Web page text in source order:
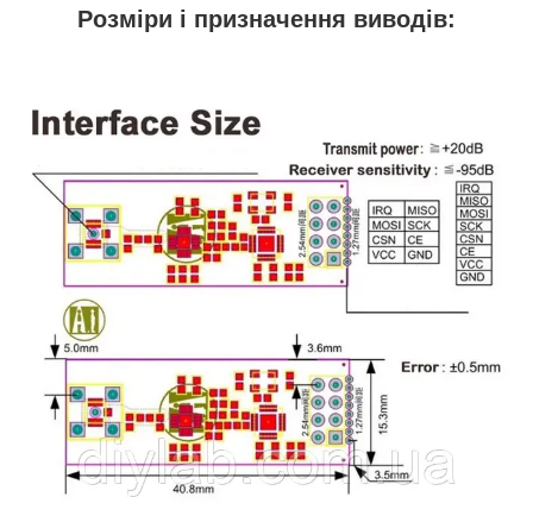
Розміри і призначення виводів: